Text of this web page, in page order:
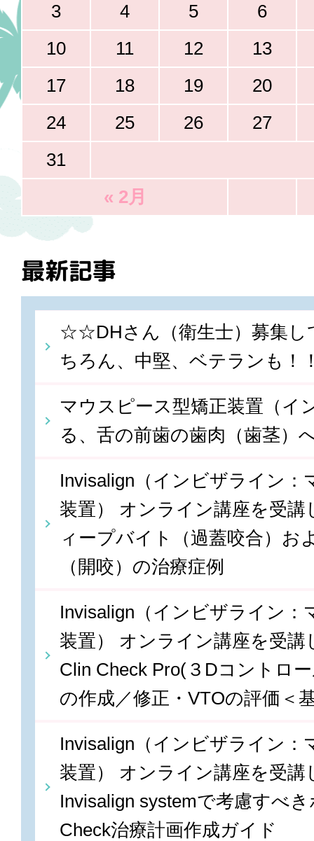
« 2月
3 4 5
6
10
11 12
13
17
18 19
20
24
25 26
27
31
最新記事
☆☆DHさん（衛生士）募集し
ちろん、中堅、ベテランも！
マウスピース型矯正装置（イ
る、舌の前歯の歯肉（歯茎）
Invisalign（インビザライン：
装置） オンライン講座を受講
ィープバイト（過蓋咬合）お
（開咬）の治療症例
Invisalign（インビザライン：
装置） オンライン講座を受講
Clin Check Pro(３Dコントロ
の作成／修正・VTOの評価＜
Invisalign（インビザライン：
装置） オンライン講座を受講
Invisalign systemで考慮すべ
Check治療計画作成ガイド